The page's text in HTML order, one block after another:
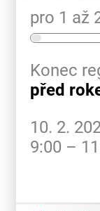
pro 1 až
Konec
před
10. 2.
9:00 –